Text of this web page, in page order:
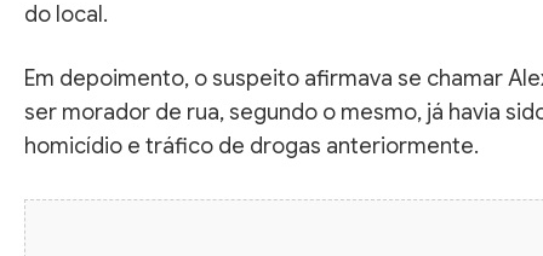
do local.
Em depoimento, o suspeito afirmava se chamar
ser morador de rua, segundo o mesmo, já havia
homicídio e tráfico de drogas anteriormente.